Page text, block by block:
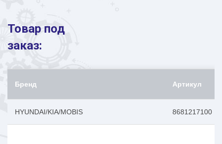
Товар под
заказ:
Бренд Артикул
HYUNDAI/KIA/MOBIS 8681217100